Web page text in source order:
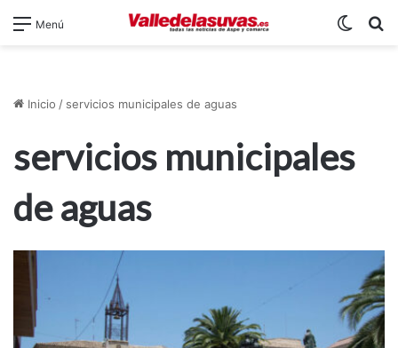
Menú
Inicio / servicios municipales de aguas
servicios municipales
de aguas